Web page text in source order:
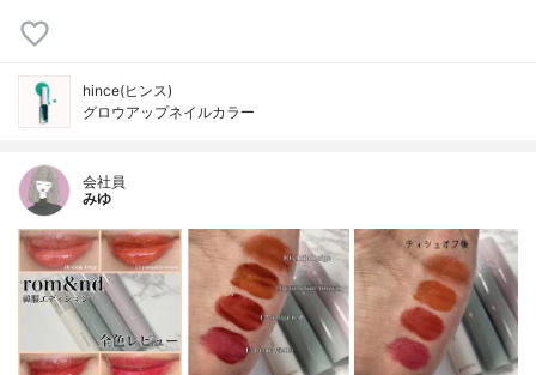
hince(ヒンス)
グロウアップネイルカラー
会社員
みゆ